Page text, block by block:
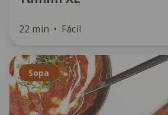
22 min Fácil
Sopa